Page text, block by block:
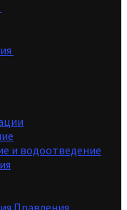
и водоотведение
Правления